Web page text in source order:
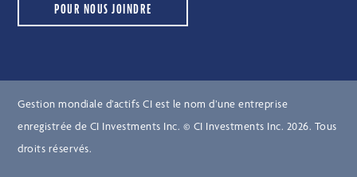
POUR NOUS JOINDRE
Gestion mondiale d’actifs CI est le nom d’une entreprise
enregistrée de CI Investments Inc. © CI Investments Inc. 2026. Tous
droits réservés.